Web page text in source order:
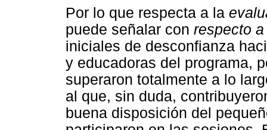
Por lo que respecta a la
puede señalar con respecto
iniciales de desconfianza
y educadoras del programa,
superaron totalmente a lo
al que, sin duda,
buena disposición del